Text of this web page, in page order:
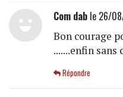
Com dable 26/
Bon courage
.......enfin
Répondre